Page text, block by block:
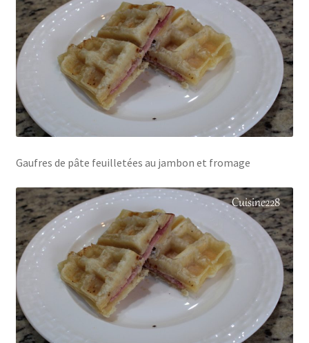
Gaufres de pâte feuilletées au jambon et fromage